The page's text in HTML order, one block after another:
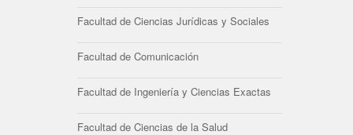
Facultad de Ciencias Jurídicas y Sociales
Facultad de Comunicación
Facultad de Ingeniería y Ciencias Exactas
Facultad de Ciencias de la Salud